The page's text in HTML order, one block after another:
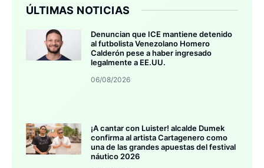
ÚLTIMAS NOTICIAS
Denuncian que ICE mantiene detenido
al futbolista Venezolano Homero
Calderón pese a haber ingresado
legalmente a EE.UU.
06/08/2026
¡A cantar con Luister! alcalde Dumek
confirma al artista Cartagenero como
una de las grandes apuestas del festival
náutico 2026